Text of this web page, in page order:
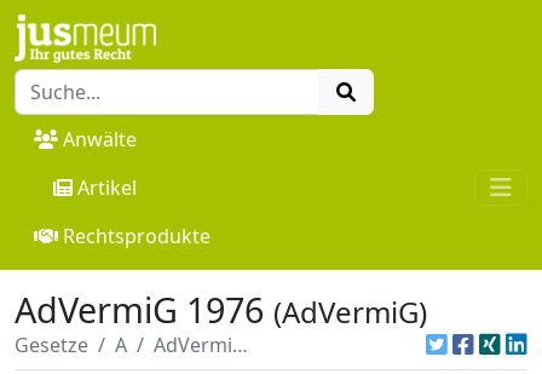
Anwälte
Artikel
Rechtsprodukte
AdVermiG 1976 (AdVermiG)
Gesetze A AdVermiG 1976